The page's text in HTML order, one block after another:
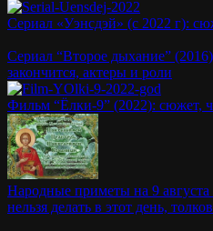
Сериал «Уэнсдэй» (с 2022 г):
Сериал “Второе дыхание”
закончится, актеры и роли
Фильм “Ёлки-9” (2022): сюжет,
Народные приметы на 9
нельзя делать в этот день,